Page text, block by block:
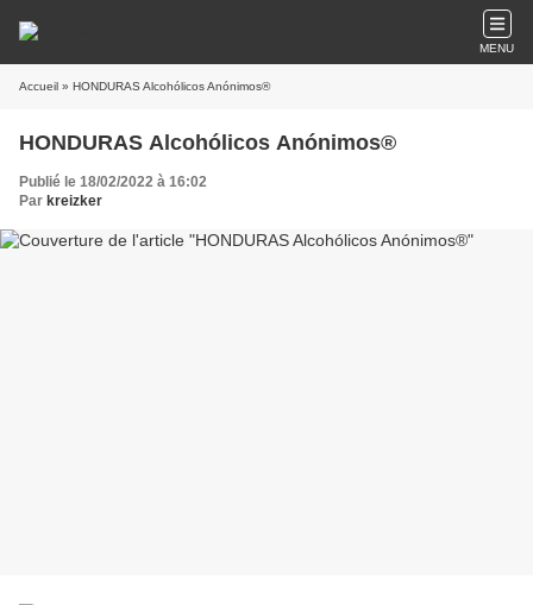
MENU
Accueil » HONDURAS Alcohólicos Anónimos®
HONDURAS Alcohólicos Anónimos®
Publié le 18/02/2022 à 16:02
Par kreizker